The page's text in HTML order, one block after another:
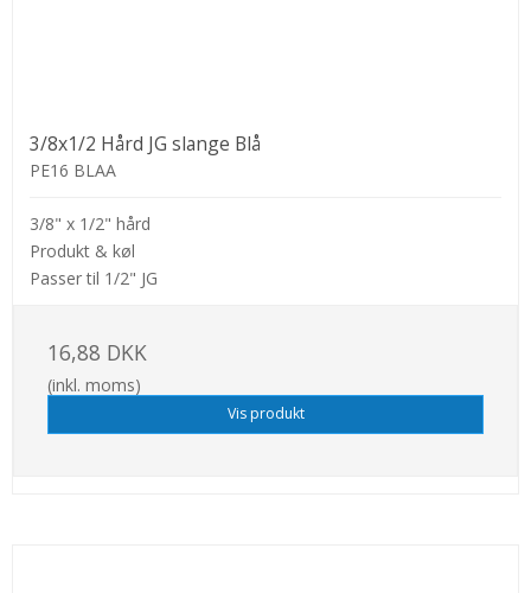
3/8x1/2 Hård JG slange Blå
PE16 BLAA
3/8" x 1/2" hård
Produkt & køl
Passer til 1/2" JG
16,88 DKK
(inkl. moms)
Vis produkt